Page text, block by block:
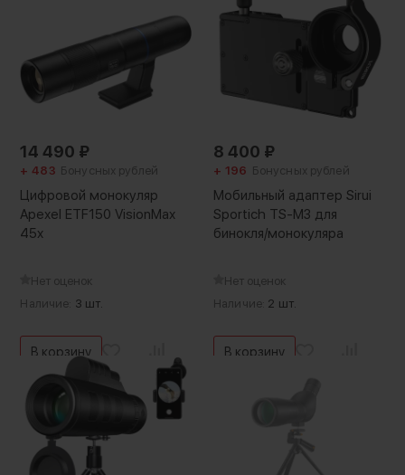
14 490 ₽
+ 483 Бонусных рублей
Цифровой монокуляр
Apexel ETF150 VisionMax
45x
Нет оценок
Наличие: 3 шт.
В корзину
8 400 ₽
+ 196 Бонусных рублей
Мобильный адаптер Sirui
Sportich TS-M3 для
бинокля/монокуляра
Нет оценок
Наличие: 2 шт.
В корзину